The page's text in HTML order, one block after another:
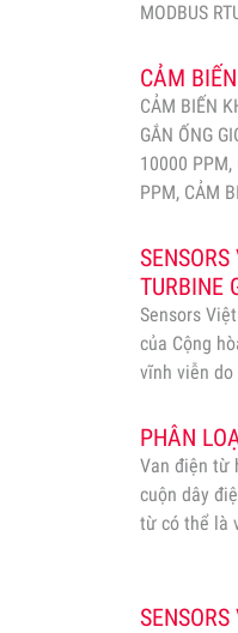
MODBUS
CẢM
CẢM BIẾN
GẮN ỐNG
10000 PPM,
PPM, CẢM
TURBINE
Sensors
của Cộng
vĩnh viễn
PHÂN
Van điện từ
cuộn dây
từ có thể là